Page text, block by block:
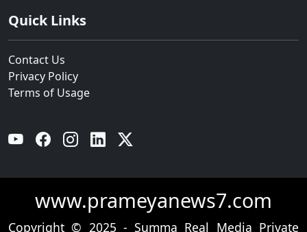
Quick Links
Contact Us
Privacy Policy
Terms of Usage
YouTube Facebook Instagram Linkedin
www.prameyanews7.com
Copyright © 2025 - Summa Real Media Private